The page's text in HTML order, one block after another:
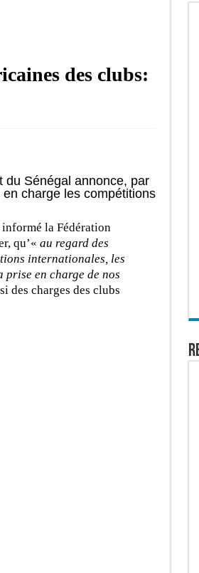
des clubs:
du Sénégal annonce, par
en charge les compétitions
informé la Fédération
qu’« au regard des
internationales, les
prise en charge de nos
des charges des clubs